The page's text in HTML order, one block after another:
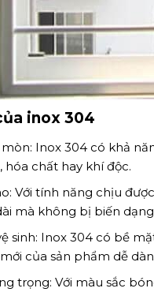
inox 304
Inox 304 có khả
hóa chất hay khí độc.
Với tính năng chịu
mà không bị biến
sinh: Inox 304 có bề
của sản phẩm dễ
trọng: Với màu sắc